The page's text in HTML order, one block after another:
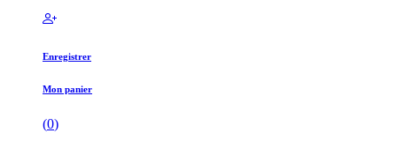
Enregistrer
Mon panier
(0)